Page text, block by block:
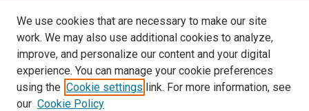
We use cookies that are necessary to make our site
work. We may also use additional cookies to analyze,
improve, and personalize our content and your digital
experience. You can manage your cookie preferences
using the Cookie settings link. For more information, see
our Cookie Policy